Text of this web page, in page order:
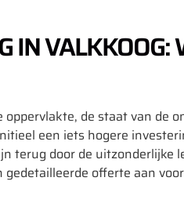
IN VALKKOOG:
de staat van de
een iets hogere
terug door de uitzonderlijke
offerte aan